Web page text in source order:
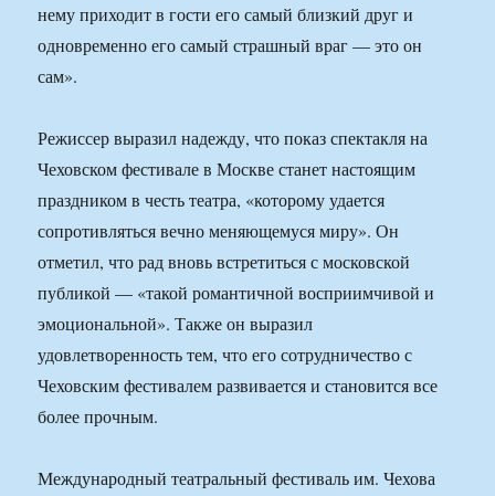
нему приходит в гости его самый близкий друг и
одновременно его самый страшный враг — это он
сам».
Режиссер выразил надежду, что показ спектакля на
Чеховском фестивале в Москве станет настоящим
праздником в честь театра, «которому удается
сопротивляться вечно меняющемуся миру». Он
отметил, что рад вновь встретиться с московской
публикой — «такой романтичной восприимчивой и
эмоциональной». Также он выразил
удовлетворенность тем, что его сотрудничество с
Чеховским фестивалем развивается и становится все
более прочным.
Международный театральный фестиваль им. Чехова